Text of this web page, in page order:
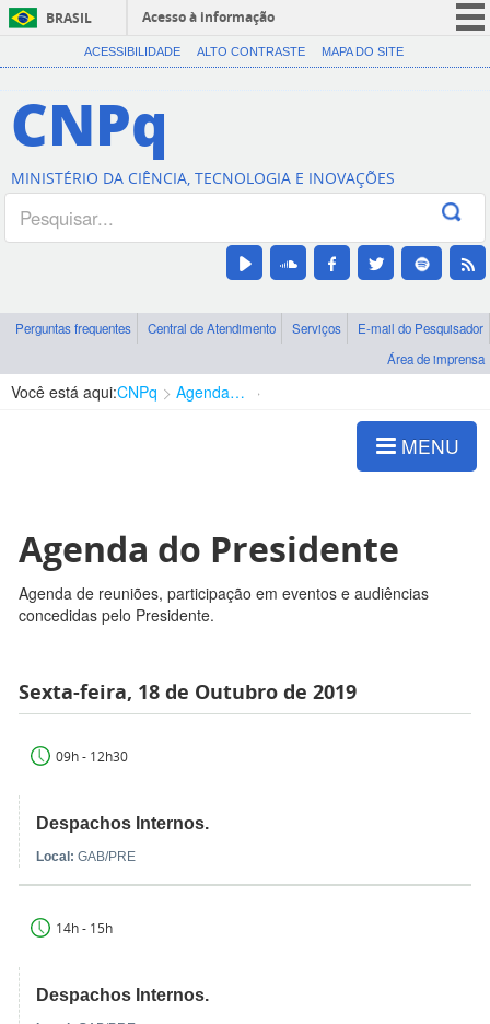
BRASIL
Acesso à informação
CORONAVÍRUS (COVID-19)
Canais
ACESSIBILIDADE ALTO CONTRASTE MAPA DO SITE
CNPq
MINISTÉRIO DA CIÊNCIA, TECNOLOGIA E INOVAÇÕES
Perguntas frequentes Central de Atendimento Serviços
E-mail do Pesquisador
Área de imprensa
Você está aqui:CNPq Agenda de autoridades
MENU
Agenda do Presidente
Agenda de reuniões, participação em eventos e audiências
concedidas pelo Presidente.
Sexta-feira, 18 de Outubro de 2019
09h - 12h30
Despachos Internos.
Local: GAB/PRE
14h - 15h
Despachos Internos.